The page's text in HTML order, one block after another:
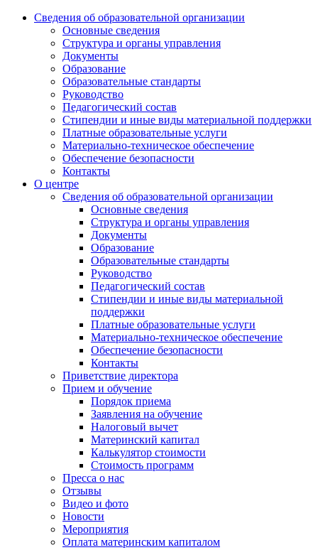
Сведения об образовательной организации
Основные сведения
Структура и органы управления
Документы
Образование
Образовательные стандарты
Руководство
Педагогический состав
Стипендии и иные виды материальной поддержки
Платные образовательные услуги
Материально-техническое обеспечение
Обеспечение безопасности
Контакты
О центре
Сведения об образовательной организации
Основные сведения
Структура и органы управления
Документы
Образование
Образовательные стандарты
Руководство
Педагогический состав
Стипендии и иные виды материальной
поддержки
Платные образовательные услуги
Материально-техническое обеспечение
Обеспечение безопасности
Контакты
Приветствие директора
Прием и обучение
Порядок приема
Заявления на обучение
Налоговый вычет
Материнский капитал
Калькулятор стоимости
Стоимость программ
Пресса о нас
Отзывы
Видео и фото
Новости
Мероприятия
Оплата материнским капиталом